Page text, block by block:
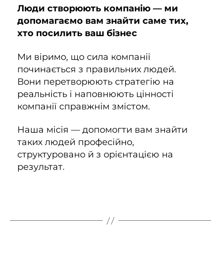
Люди створюють компанію — ми
допомагаємо вам знайти саме тих,
хто посилить ваш бізнес
Ми віримо, що сила компанії
починається з правильних людей.
Вони перетворюють стратегію на
реальність і наповнюють цінності
компанії справжнім змістом.
Наша місія — допомогти вам знайти
таких людей професійно,
структуровано й з орієнтацією на
результат.